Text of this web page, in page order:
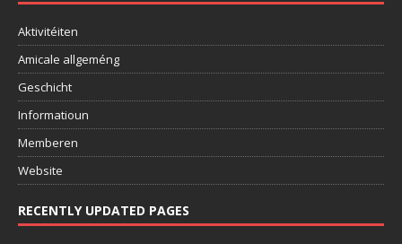
Aktivitéiten
Amicale allgeméng
Geschicht
Informatioun
Memberen
Website
RECENTLY UPDATED PAGES